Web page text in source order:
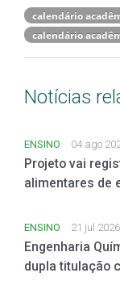
calendário
calendário
Notícias
ENSINO 04 ago
Projeto vai
alimentares de
ENSINO 21 jul 2026
Engenharia
dupla titulação